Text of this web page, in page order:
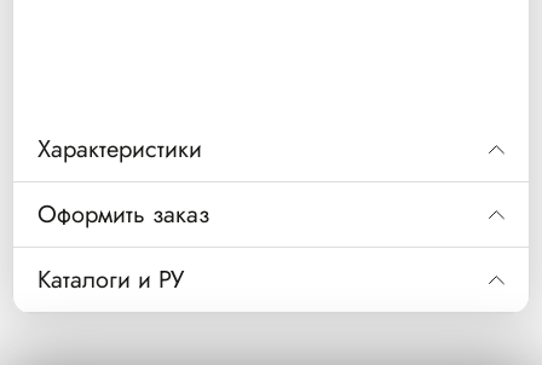
Характеристики
Оформить заказ
Каталоги и РУ
Код
Snuggle
Код SWU-2014R
SWU-2014R (снято) Одеяло Snuggle Warm,